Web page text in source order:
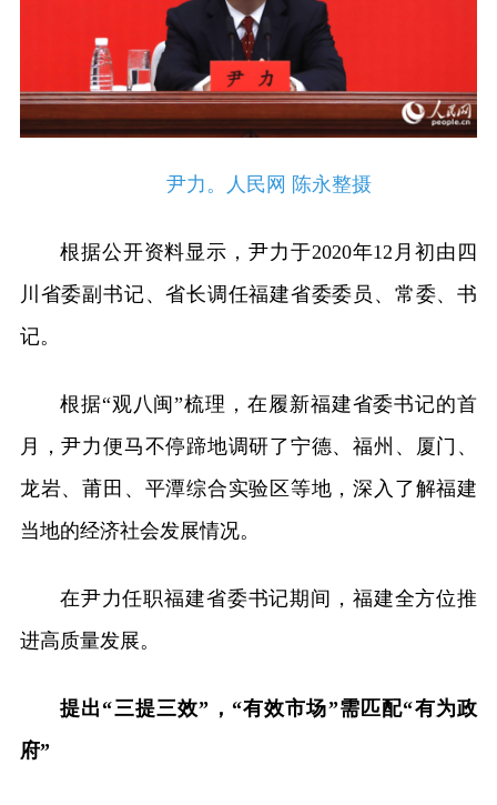
尹力。人民网 陈永整摄
根据公开资料显示，尹力于2020年12月初由四
川省委副书记、省长调任福建省委委员、常委、书
记。
根据“观八闽”梳理，在履新福建省委书记的首
月，尹力便马不停蹄地调研了宁德、福州、厦门、
龙岩、莆田、平潭综合实验区等地，深入了解福建
当地的经济社会发展情况。
在尹力任职福建省委书记期间，福建全方位推
进高质量发展。
提出“三提三效”，“有效市场”需匹配“有为政
府”